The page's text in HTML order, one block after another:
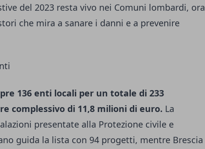
del 2023 resta vivo nei Comuni lombardi, ora
che mira a sanare i danni e a prevenire
136 enti locali per un totale di 233
complessivo di 11,8 milioni di euro. La
presentate alla Protezione civile e
guida la lista con 94 progetti, mentre Brescia